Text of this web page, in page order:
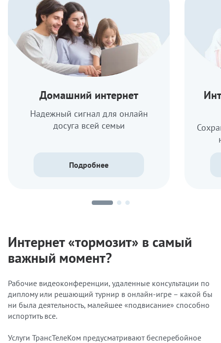
Домашний интернет
Надежный сигнал для онлайн
досуга всей семьи
Подробнее
Интернет «тормозит» в самый
важный момент?
Рабочие видеоконференции, удаленные консультации по
диплому или решающий турнир в онлайн-игре – какой бы
ни была деятельность, малейшее «подвисание» способно
испортить все.
Услуги ТрансТелеКом предусматривают бесперебойное